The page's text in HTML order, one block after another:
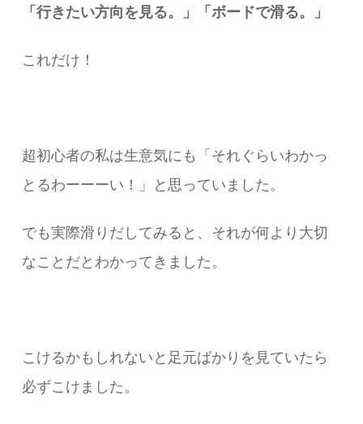
「行きたい方向を見る。」 「ボードで滑る。」
これだけ！
超初心者の私は生意気にも「それぐらいわかっ
とるわーーーい！」と思っていました。
​でも実際滑りだしてみると、それが何より大切
なことだとわかってきました。
こけるかもしれないと足元ばかりを見ていたら
必ずこけました。